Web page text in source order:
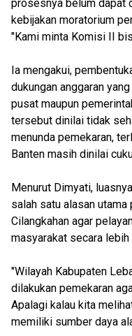
prosesnya belum dapat
kebijakan moratorium
"Kami minta Komisi II
Ia mengakui,
dukungan anggaran
pusat maupun
tersebut dinilai tidak
menunda pemekaran,
Banten masih dinilai
Menurut Dimyati,
salah satu alasan
Cilangkahan agar
masyarakat secara
"Wilayah Kabupaten
dilakukan pemekaran
Apalagi kalau kita
memiliki sumber daya